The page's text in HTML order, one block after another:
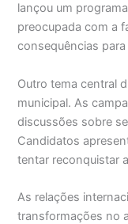
lançou um
preocupada com a
consequências
Outro tema central
municipal. As
discussões sobre
Candidatos
tentar reconquistar
As relações
transformações no